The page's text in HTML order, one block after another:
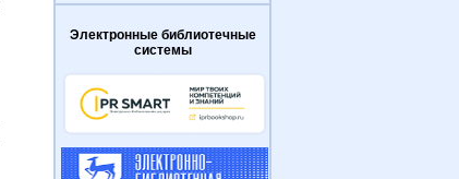
Электронные библиотечные
системы